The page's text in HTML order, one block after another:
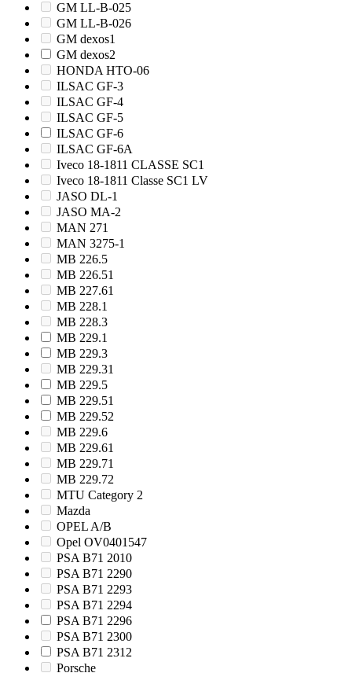
GM LL-B-025
GM LL-B-026
GM dexos1
GM dexos2
HONDA HTO-06
ILSAC GF-3
ILSAC GF-4
ILSAC GF-5
ILSAC GF-6
ILSAC GF-6A
Iveco 18-1811 CLASSE SC1
Iveco 18-1811 Classe SC1 LV
JASO DL-1
JASO MA-2
MAN 271
MAN 3275-1
MB 226.5
MB 226.51
MB 227.61
MB 228.1
MB 228.3
MB 229.1
MB 229.3
MB 229.31
MB 229.5
MB 229.51
MB 229.52
MB 229.6
MB 229.61
MB 229.71
MB 229.72
MTU Category 2
Mazda
OPEL A/B
Opel OV0401547
PSA B71 2010
PSA B71 2290
PSA B71 2293
PSA B71 2294
PSA B71 2296
PSA B71 2300
PSA B71 2312
Porsche